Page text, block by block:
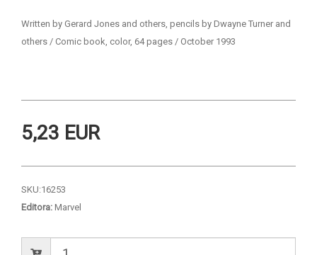
Written by Gerard Jones and others, pencils by Dwayne Turner and
others / Comic book, color, 64 pages / October 1993
5,23 EUR
SKU:16253
Editora: Marvel